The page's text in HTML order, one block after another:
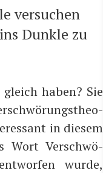
ver­su­chen
Dunk­le zu
haben? Sie
in die­sem
Wort Ver­schwö­
wur­de,